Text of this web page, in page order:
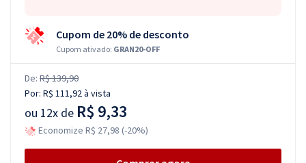
Cupom de 20% de desconto
Cupom ativado: GRAN20-OFF
De: R$ 139,90
Por: R$ 111,92à vista
ou 12x de R$ 9,33
Economize R$ 27,98 (-20%)